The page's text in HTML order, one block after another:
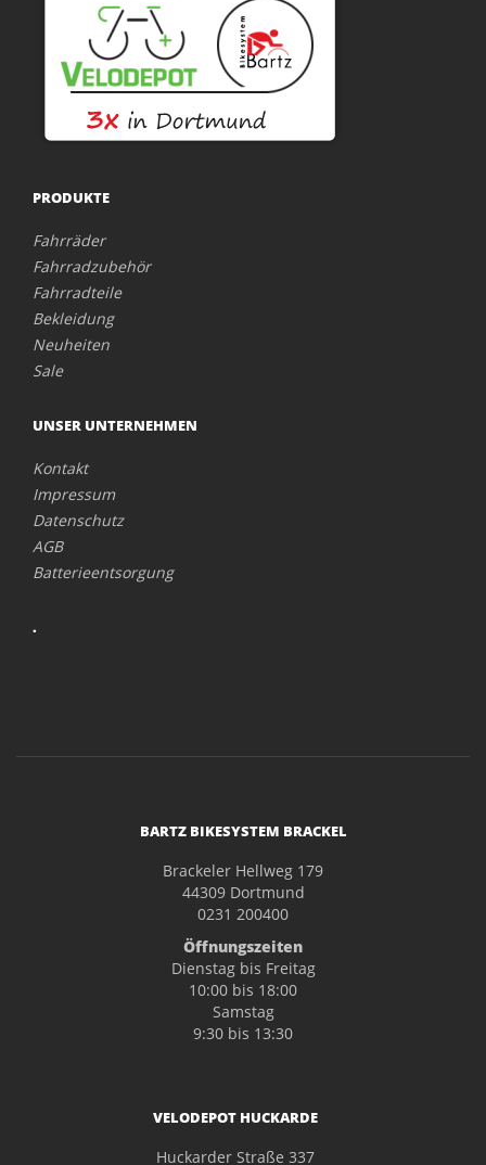
PRODUKTE
Fahrräder
Fahrradzubehör
Fahrradteile
Bekleidung
Neuheiten
Sale
UNSER UNTERNEHMEN
Kontakt
Impressum
Datenschutz
AGB
Batterieentsorgung
.
BARTZ BIKESYSTEM BRACKEL
Brackeler Hellweg 179
44309 Dortmund
0231 200400
Öffnungszeiten
Dienstag bis Freitag
10:00 bis 18:00
Samstag
9:30 bis 13:30
VELODEPOT HUCKARDE
Huckarder Straße 337